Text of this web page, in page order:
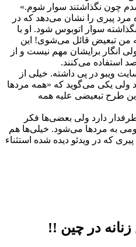
چون نگذاشتند سوار شوم.»
مرد پیری را نشان می‌دهد که در
سوار اتوبوس شود. او با
من تبعیض قائل می‌شوی! این
انگار برایشان مهم نیست و از
استفاده می‌کنند.
ویبو در پی داشته. خیلی از
ولی یکی می‌گوید که «همه مردها
طرح تبعیضی علیه همه
طرفدار دارد ولی بعضی‌ها فکر
به مردها می‌شود. خیلی‌ها هم
که در ویدئو دیده شده استثناء
در چین !!